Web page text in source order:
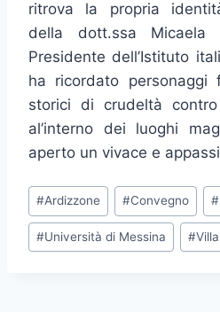
ritrova la propria
della dott.ssa Micaela
Presidente dell’Istituto
ha ricordato personaggi
storici di crudeltà
al’interno dei luoghi
aperto un vivace e
Tag
articolo:
#Ardizzone #Convegno #
#Università di Messina #